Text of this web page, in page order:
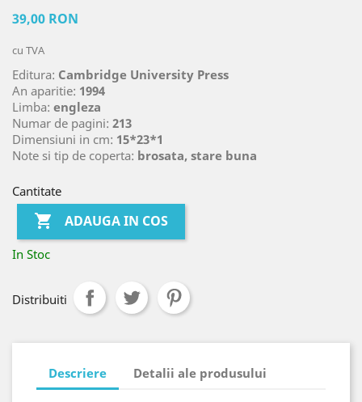
39,00 RON
cu TVA
Editura: Cambridge University Press
An aparitie: 1994
Limba: engleza
Numar de pagini: 213
Dimensiuni in cm: 15*23*1
Note si tip de coperta: brosata, stare buna
Cantitate
 ADAUGA IN COS
In Stoc
Distribuiti
Descriere Detalii ale produsului